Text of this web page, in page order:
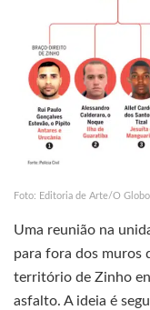
Foto: Editoria de Arte/O Globo.
Uma reunião na
para fora dos muros
território de Zinho
asfalto. A ideia é